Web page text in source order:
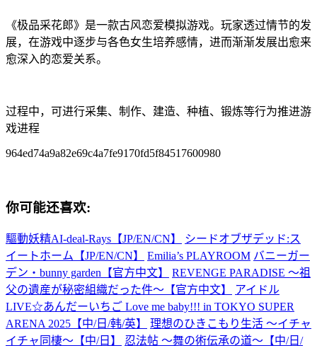
《极品采花郎》是一款古风恋爱模拟游戏。玩家透过情节的发
展，在游戏中逐步与各色女生培养感情，进而渐渐发展出愈来
愈深入的恋爱关系。
过程中，可进行采集、制作、建造、种植、锻炼等行为推进游
戏进程
964ed74a9a82e69c4a7fe9170fd5f84517600980
你可能还喜欢:
驅動妖精AI-deal-Rays【JP/EN/CN】
シードオブザデッド:ス
イートホーム【JP/EN/CN】
Emilia’s PLAYROOM バニーガー
デン・bunny garden【官方中文】
REVENGE PARADISE 〜祖
父の遺産が秘密組織だった件〜【官方中文】
アイドル
LIVE☆あんだーいちご Love me baby!!! in TOKYO SUPER
ARENA 2025【中/日/韩/英】
理想のひきこもり生活 ～イチャ
イチャ同棲～【中/日】
忍法帖 ～舞の術伝承の道～【中/日/